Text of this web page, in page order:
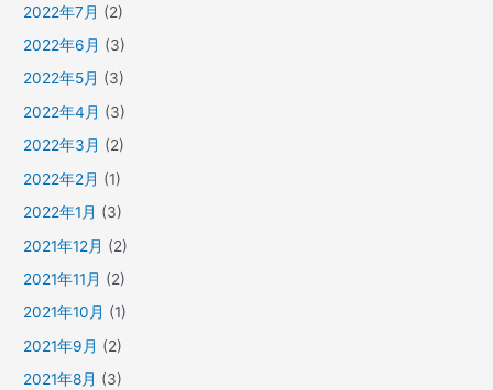
2022年7月 (2)
2022年6月 (3)
2022年5月 (3)
2022年4月 (3)
2022年3月 (2)
2022年2月 (1)
2022年1月 (3)
2021年12月 (2)
2021年11月 (2)
2021年10月 (1)
2021年9月 (2)
2021年8月 (3)